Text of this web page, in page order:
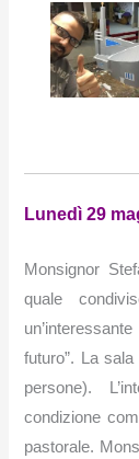
Lunedì 29
Monsignor
quale
futuro”.
La
persone).
condizione
pastorale.